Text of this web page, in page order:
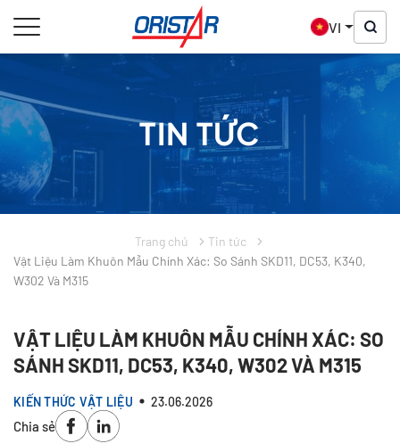
VI
TIN TỨC
Trang chủ
Tin tức
Vật Liệu Làm Khuôn Mẫu Chính Xác: So Sánh SKD11, DC53, K340,
W302 Và M315
VẬT LIỆU LÀM KHUÔN MẪU CHÍNH XÁC: SO
SÁNH SKD11, DC53, K340, W302 VÀ M315
KIẾN THỨC VẬT LIỆU 23.06.2026
Chia sẻ